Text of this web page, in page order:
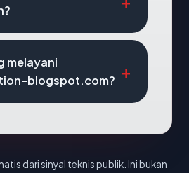
melayani
blogspot.com?
dari sinyal teknis publik. Ini bukan